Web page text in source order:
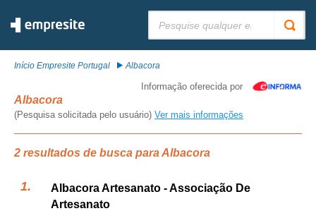
Início Empresite Portugal Albacora
Informação oferecida por
Albacora
(Pesquisa solicitada pelo usuário) Ver mais informações
2 resultados de busca para Albacora
Albacora Artesanato - Associação De
Artesanato